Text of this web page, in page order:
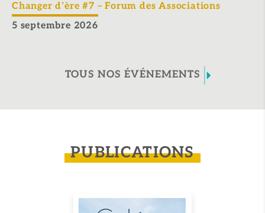
Changer d’ère #7 – Forum des Associations
5 septembre 2026
TOUS NOS ÉVÉNEMENTS
PUBLICATIONS